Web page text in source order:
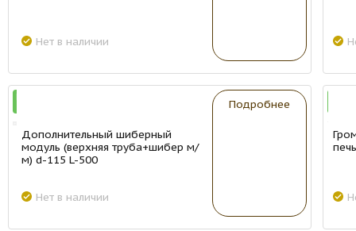
Нет в наличии
Дополнительный шиберный
модуль (верхняя труба+шибер м/
м) d-115 L-500
Нет в наличии
Подробнее